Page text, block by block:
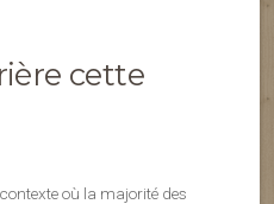
cette
où la majorité des